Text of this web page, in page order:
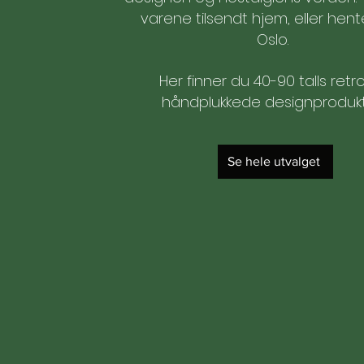
varene tilsendt hjem, eller
Oslo.
Her finner du 40-90 talls
håndplukkede
Se hele utvalget